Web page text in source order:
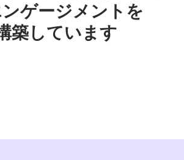
ゲージメントを
築しています